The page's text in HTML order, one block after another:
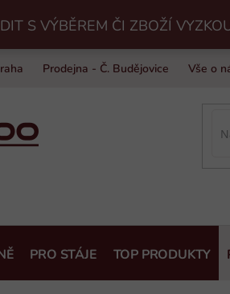
S VÝBĚREM ČI ZBOŽÍ
Prodejna - Č. Budějovice Vše o
PRO STÁJE TOP PRODUKTY